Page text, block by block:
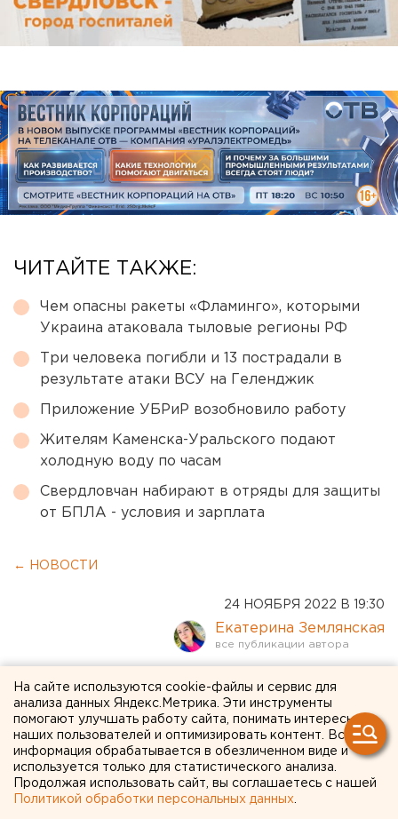
ЧИТАЙТЕ ТАКЖЕ:
Чем опасны ракеты «Фламинго», которыми
Украина атаковала тыловые регионы РФ
Три человека погибли и 13 пострадали в
результате атаки ВСУ на Геленджик
Приложение УБРиР возобновило работу
Жителям Каменска-Уральского подают
холодную воду по часам
Свердловчан набирают в отряды для защиты
от БПЛА - условия и зарплата
← НОВОСТИ
24 НОЯБРЯ 2022 В 19:30
Екатерина Землянская
Крупный молокозавод
продают в Свердловской
области
На сайте используются cookie-файлы и сервис для
анализа данных Яндекс.Метрика. Эти инструменты
помогают улучшать работу сайта, понимать интересы
наших пользователей и оптимизировать контент. Вся
информация обрабатывается в обезличенном виде и
используется только для статистического анализа.
Продолжая использовать сайт, вы соглашаетесь с нашей
Политикой обработки персональных данных